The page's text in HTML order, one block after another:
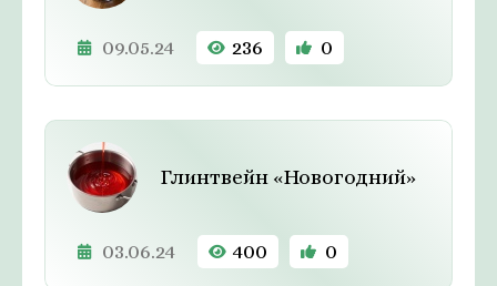
09.05.24 236 0
Глинтвейн «Новогодний»
03.06.24 400 0